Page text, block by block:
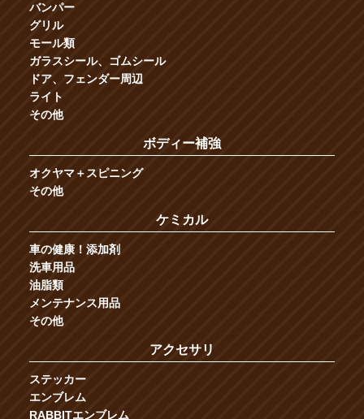
バンパー
グリル
モール類
ガラスシール、ゴムシール
ドア、フェンダー周辺
ライト
その他
ボディー補強
オクヤマ＋スピニング
その他
ケミカル
車の健康！添加剤
洗車用品
油脂類
メンテナンス用品
その他
アクセサリ
ステッカー
エンブレム
RABBITエンブレム